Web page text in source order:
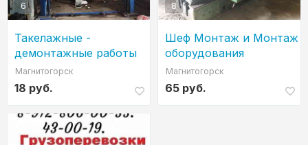
6
Такелажные -
демонтажные работы
Магнитогорск
18 руб.
8
Шеф Монтаж и Монтаж
оборудования
Магнитогорск
65 руб.